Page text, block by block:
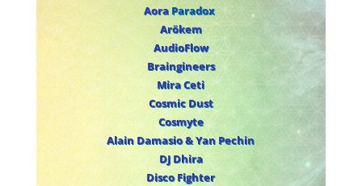
Aora Paradox
Arökem
AudioFlow
Braingineers
Mira Ceti
Cosmic Dust
Cosmyte
Alain Damasio & Yan Pechin
DJ Dhira
Disco Fighter